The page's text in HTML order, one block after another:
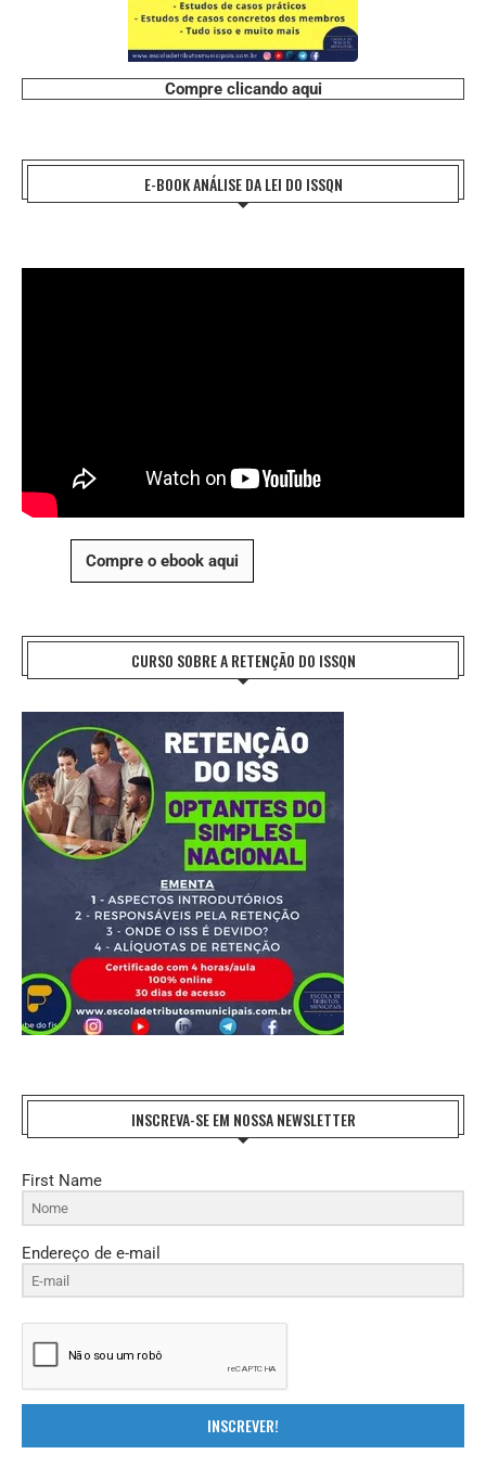
Compre clicando aqui
E-BOOK ANÁLISE DA LEI DO ISSQN
Compre o ebook aqui
CURSO SOBRE A RETENÇÃO DO ISSQN
INSCREVA-SE EM NOSSA NEWSLETTER
First Name
Endereço de e-mail
INSCREVER!